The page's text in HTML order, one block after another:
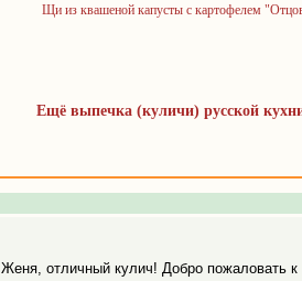
Щи из квашеной капусты с картофелем
Ещё выпечка (куличи) русской
Женя, отличный кулич! Добро пожаловать к